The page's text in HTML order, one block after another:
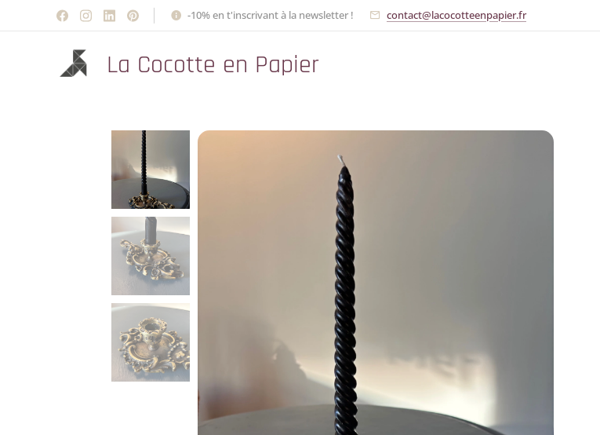
-10% en t'inscrivant à la newsletter ! contact@lacocotteenpapier.fr
La Cocotte en Papier